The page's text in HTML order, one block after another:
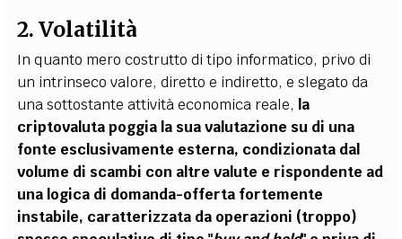
2. Volatilità
In quanto mero costrutto di tipo informatico, privo di
un intrinseco valore, diretto e indiretto, e slegato da
una sottostante attività economica reale, la
criptovaluta poggia la sua valutazione su di una
fonte esclusivamente esterna, condizionata dal
volume di scambi con altre valute e rispondente ad
una logica di domanda-offerta fortemente
instabile, caratterizzata da operazioni (troppo)